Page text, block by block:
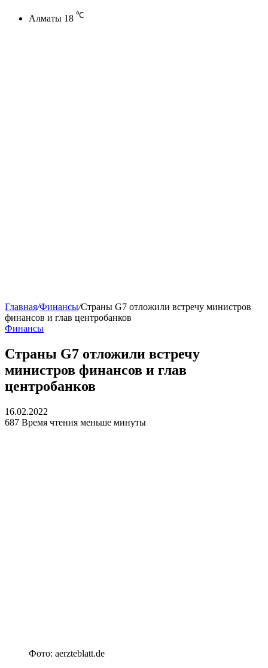
Алматы 18 ℃
Главная/Финансы/Страны G7 отложили встречу министров
финансов и глав центробанков
Финансы
Страны G7 отложили встречу
министров финансов и глав
центробанков
16.02.2022
687 Время чтения меньше минуты
Фото: aerzteblatt.de